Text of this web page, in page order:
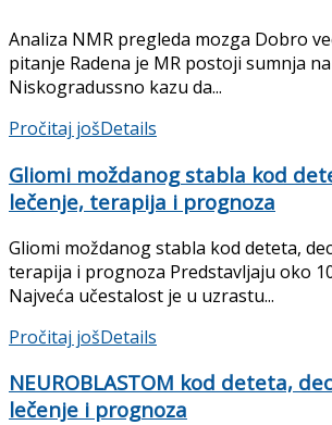
Analiza NMR pregleda mozga Dobro
pitanje Radena je MR postoji sumnja
Niskogradussno kazu da...
Pročitaj jošDetails
Gliomi moždanog stabla kod
lečenje, terapija i prognoza
Gliomi moždanog stabla kod deteta,
terapija i prognoza Predstavljaju oko
Najveća učestalost je u uzrastu...
Pročitaj jošDetails
NEUROBLASTOM kod deteta,
lečenje i prognoza